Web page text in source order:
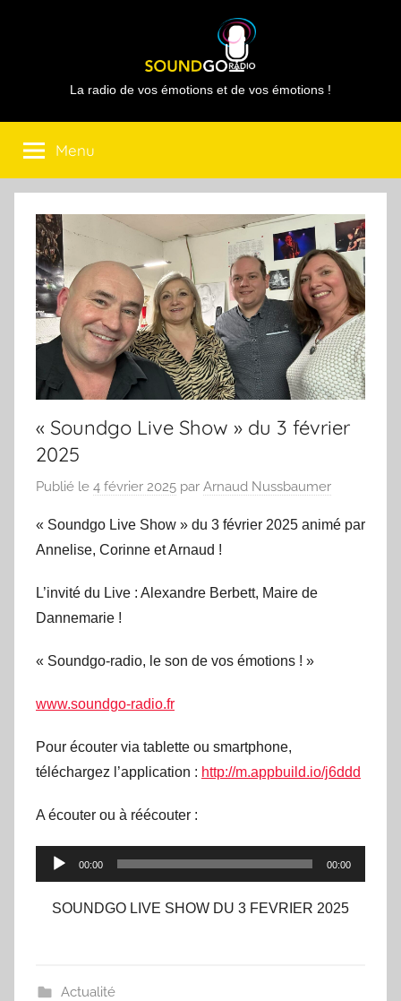
Sound
Go
Radio
La radio de vos émotions et de vos émotions !
Menu
« Soundgo Live Show » du 3 février
2025
Publié le 4 février 2025 par Arnaud Nussbaumer
« Soundgo Live Show » du 3 février 2025 animé par
Annelise, Corinne et Arnaud !
L’invité du Live : Alexandre Berbett, Maire de
Dannemarie !
« Soundgo-radio, le son de vos émotions ! »
www.soundgo-radio.fr
Pour écouter via tablette ou smartphone,
téléchargez l’application : http://m.appbuild.io/j6ddd
A écouter ou à réécouter :
Lecteur
audio
00:00 00:00
SOUNDGO LIVE SHOW DU 3 FEVRIER 2025
Actualité